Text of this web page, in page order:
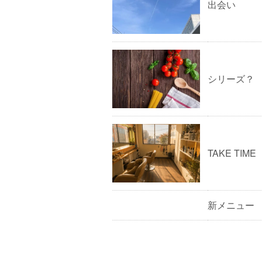
出会い
シリーズ？
TAKE TIME
新メニュー